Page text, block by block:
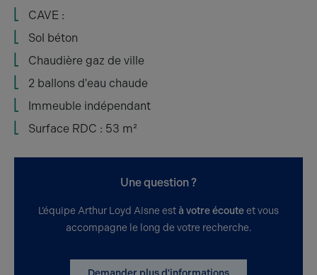
CAVE :
Sol béton
Chaudière gaz de ville
2 ballons d'eau chaude
Immeuble indépendant
Surface RDC : 53 m²
Une question ?
L’équipe Arthur Loyd Aisne est à votre écouteet vous
accompagne le long de votre recherche.